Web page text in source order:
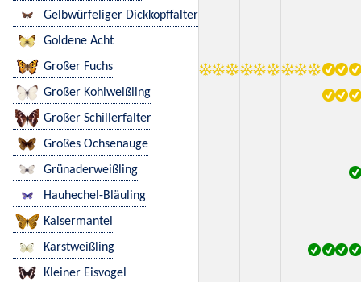
Gelbwürfeliger Dickkopffalter
Goldene Acht
Großer Fuchs
Großer Kohlweißling
Großer Schillerfalter
Großes Ochsenauge
Grünaderweißling
Hauhechel-Bläuling
Kaisermantel
Karstweißling
Kleiner Eisvogel